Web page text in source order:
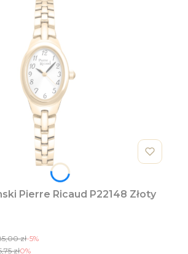
Pierre Ricaud P22148 Złoty
zł-5%
zł0%